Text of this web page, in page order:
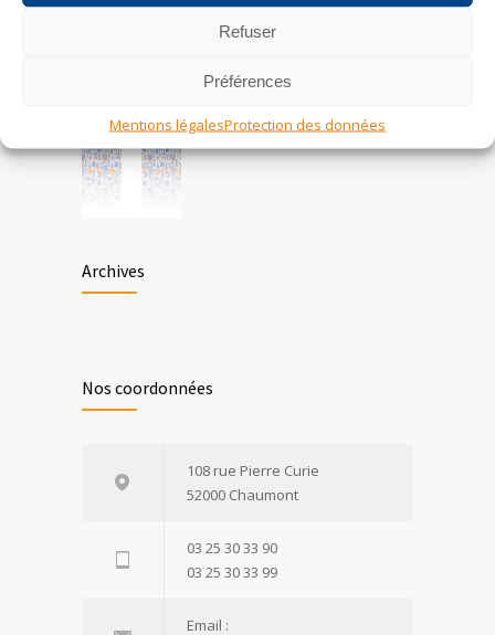
Refuser
Préférences
Mentions légalesProtection des données
Archives
Nos coordonnées
108 rue Pierre Curie
52000 Chaumont
03 25 30 33 90
03 25 30 33 99
Email :